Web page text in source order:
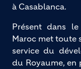
à Casablanca.
Présent dans
Maroc met toute
service du
du Royaume,